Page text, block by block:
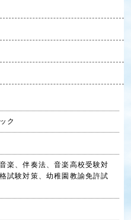
ク
楽、伴奏法、音楽高校受験対
試験対策、幼稚園教諭免許試